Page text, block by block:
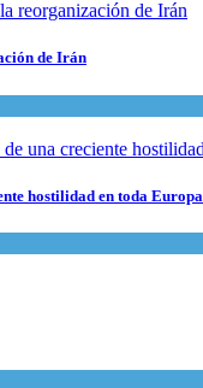
de Irán
hostilidad en toda Europa